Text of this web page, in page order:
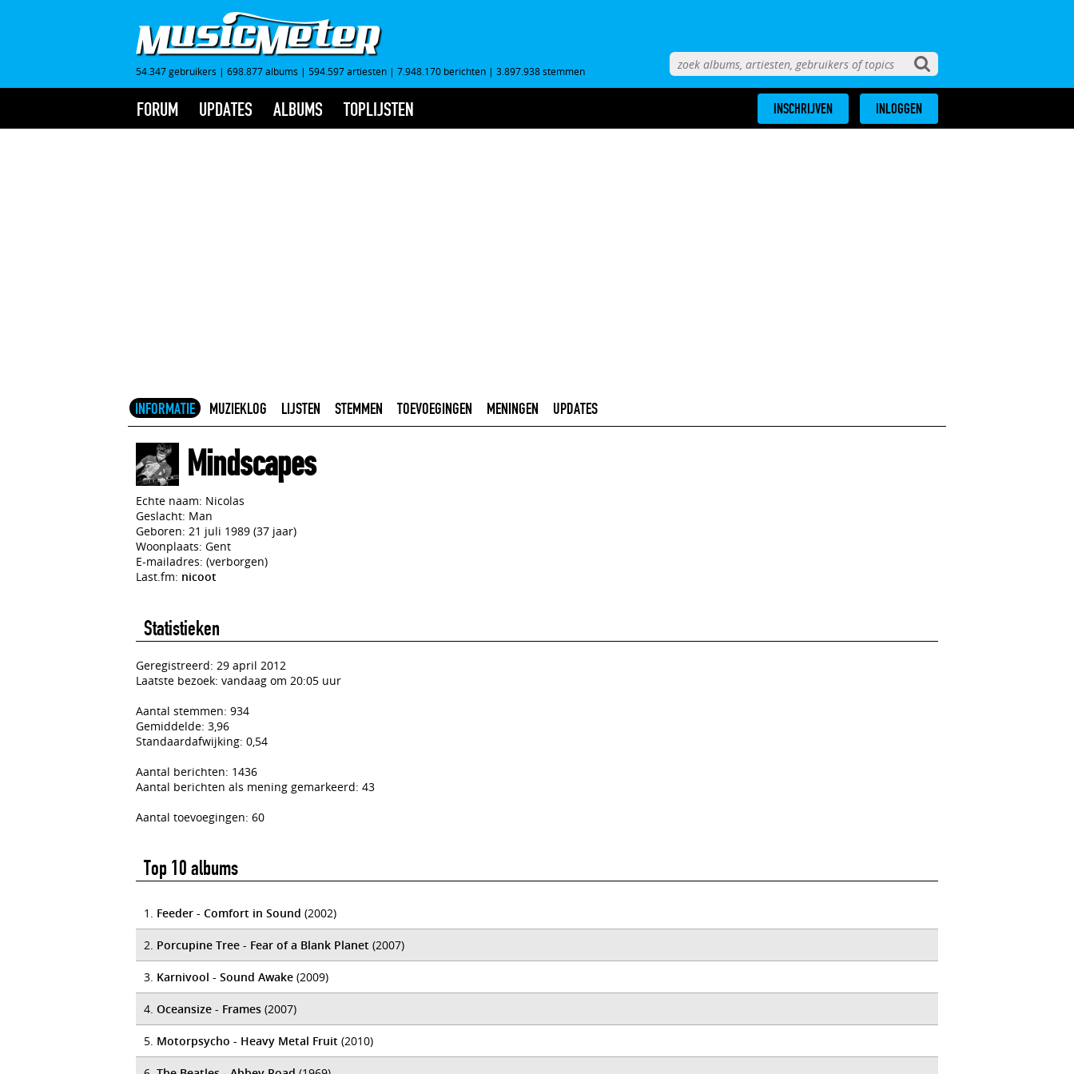
54.347 gebruikers | 698.877 albums | 594.597 artiesten | 7.948.170 berichten | 3.897.938 stemmen
FORUM UPDATES ALBUMS TOPLIJSTEN INSCHRIJVEN INLOGGEN
INFORMATIE MUZIEKLOG LIJSTEN STEMMEN TOEVOEGINGEN MENINGEN UPDATES
Mindscapes
Echte naam: Nicolas
Geslacht: Man
Geboren: 21 juli 1989 (37 jaar)
Woonplaats: Gent
E-mailadres: (verborgen)
Last.fm: nicoot
Statistieken
Geregistreerd: 29 april 2012
Laatste bezoek: vandaag om 20:05 uur
Aantal stemmen: 934
Gemiddelde: 3,96
Standaardafwijking: 0,54
Aantal berichten: 1436
Aantal berichten als mening gemarkeerd: 43
Aantal toevoegingen: 60
Top 10 albums
1. Feeder - Comfort in Sound (2002)
2. Porcupine Tree - Fear of a Blank Planet (2007)
3. Karnivool - Sound Awake (2009)
4. Oceansize - Frames (2007)
5. Motorpsycho - Heavy Metal Fruit (2010)